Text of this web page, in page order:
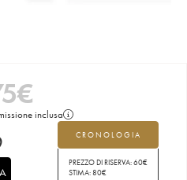
€
inclusa
CRONOLOGIA
PREZZO DI RISERVA:60€
STIMA:80€